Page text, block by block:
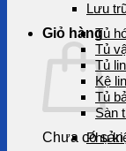
Giỏ hàng
Chưa có sản
Lưu
Tủ
Tủ
Tủ
Kệ
Tủ
Sàn
Phụ